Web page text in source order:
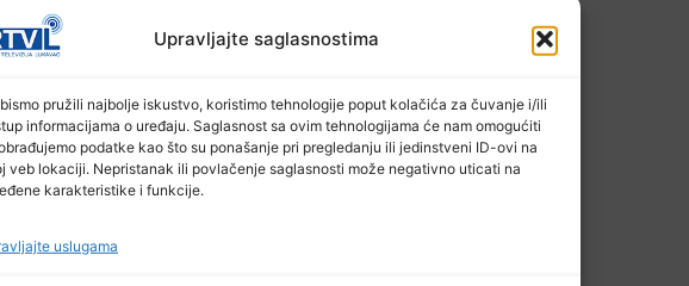
Upravljajte saglasnostima
pružili najbolje iskustvo, koristimo tehnologije poput kolačića za čuvanje i/ili
informacijama o uređaju. Saglasnost sa ovim tehnologijama će nam omogućiti
podatke kao što su ponašanje pri pregledanju ili jedinstveni ID-ovi na
veb lokaciji. Nepristanak ili povlačenje saglasnosti može negativno uticati na
karakteristike i funkcije.
uslugama
dogodila su se tri krivična djela i šest ostalih događaja;